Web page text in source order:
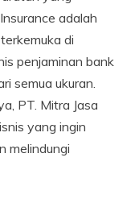
adalah
di
penjaminan bank
semua ukuran.
PT. Mitra Jasa
yang ingin
melindungi